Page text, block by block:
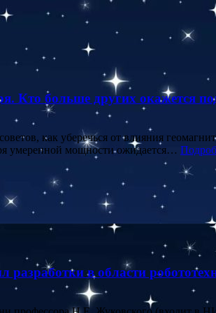
Кто больше других окажется
как уберечься от влияния
умеренной мощности ожидается…
в области